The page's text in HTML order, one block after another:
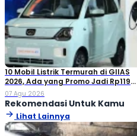
10 Mobil Listrik Termurah di GIIAS
2026, Ada yang Promo Jadi Rp119
Jutaan!
07 Agu 2026
Rekomendasi Untuk Kamu
Lihat Lainnya